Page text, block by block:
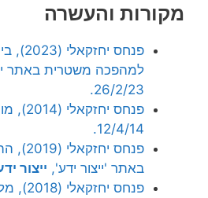
מקורות והעשרה
פנחס
למהפכה משטרית באתר
26/2/23.
פנחס יחזקאלי (2014), מורכבות,
12/4/14.
פנחס
באתר 'ייצור ידע', ייצור
פנחס